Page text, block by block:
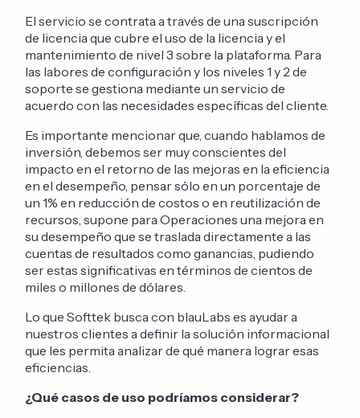
El servicio se contrata a través de una suscripción
de licencia que cubre el uso de la licencia y el
mantenimiento de nivel 3 sobre la plataforma. Para
las labores de configuración y los niveles 1 y 2 de
soporte se gestiona mediante un servicio de
acuerdo con las necesidades específicas del cliente.
Es importante mencionar que, cuando hablamos de
inversión, debemos ser muy conscientes del
impacto en el retorno de las mejoras en la eficiencia
en el desempeño, pensar sólo en un porcentaje de
un 1% en reducción de costos o en reutilización de
recursos, supone para Operaciones una mejora en
su desempeño que se traslada directamente a las
cuentas de resultados como ganancias, pudiendo
ser estas significativas en términos de cientos de
miles o millones de dólares.
Lo que Softtek busca con blauLabs es ayudar a
nuestros clientes a definir la solución informacional
que les permita analizar de qué manera lograr esas
eficiencias.
¿Qué casos de uso podríamos considerar?